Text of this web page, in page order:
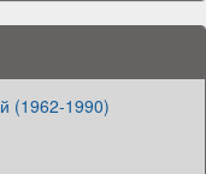
(1962-1990)